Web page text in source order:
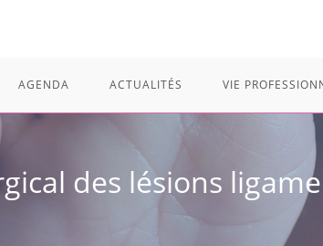
AGENDA ACTUALITÉS VIE
des lésions